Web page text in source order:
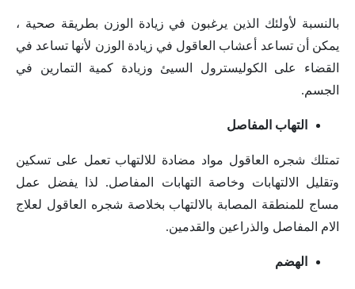
بالنسبة لأولئك الذين يرغبون في زيادة الوزن بطريقة صحية ،
يمكن أن تساعد أعشاب العاقول في زيادة الوزن لأنها تساعد في
القضاء على الكوليسترول السيئ وزيادة كمية التمارين في
الجسم.
التهاب المفاصل
تمتلك شجره العاقول مواد مضادة للالتهاب تعمل على تسكين
وتقليل الالتهابات وخاصة التهابات المفاصل. لذا يفضل عمل
مساج للمنطقة المصابة بالالتهاب بخلاصة شجره العاقول لعلاج
الام المفاصل والذراعين والقدمين.
الهضم